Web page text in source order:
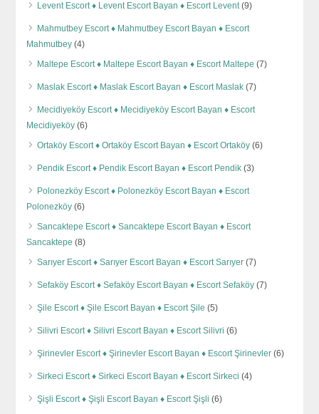
Levent Escort ♦️ Levent Escort Bayan ♦️ Escort Levent(9)
Mahmutbey Escort ♦️ Mahmutbey Escort Bayan ♦️ Escort
Mahmutbey (4)
Maltepe Escort ♦️ Maltepe Escort Bayan ♦️ Escort Maltepe (7)
Maslak Escort ♦️ Maslak Escort Bayan ♦️ Escort Maslak (7)
Mecidiyeköy Escort ♦️ Mecidiyeköy Escort Bayan ♦️ Escort
Mecidiyeköy (6)
Ortaköy Escort ♦️ Ortaköy Escort Bayan ♦️ Escort Ortaköy (6)
Pendik Escort ♦️ Pendik Escort Bayan ♦️ Escort Pendik (3)
Polonezköy Escort ♦️ Polonezköy Escort Bayan ♦️ Escort
Polonezköy (6)
Sancaktepe Escort ♦️ Sancaktepe Escort Bayan ♦️ Escort
Sancaktepe (8)
Sarıyer Escort ♦️ Sarıyer Escort Bayan ♦️ Escort Sarıyer (7)
Sefaköy Escort ♦️ Sefaköy Escort Bayan ♦️ Escort Sefaköy (7)
Şile Escort ♦️ Şile Escort Bayan ♦️ Escort Şile (5)
Silivri Escort ♦️ Silivri Escort Bayan ♦️ Escort Silivri (6)
Şirinevler Escort ♦️ Şirinevler Escort Bayan ♦️ Escort Şirinevler (6)
Sirkeci Escort ♦️ Sirkeci Escort Bayan ♦️ Escort Sirkeci (4)
Şişli Escort ♦️ Şişli Escort Bayan ♦️ Escort Şişli (6)